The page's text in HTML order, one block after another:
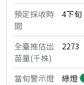
4下旬
2273
綠燈